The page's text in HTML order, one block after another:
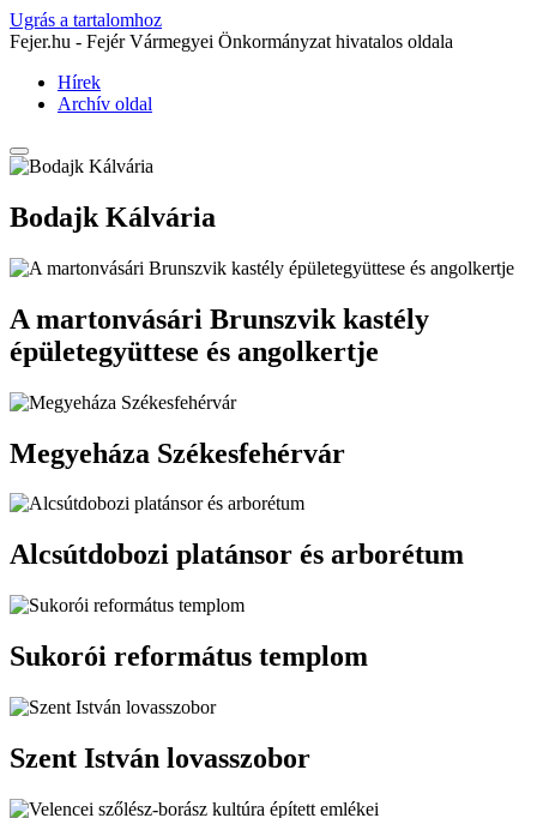
Ugrás a tartalomhoz
Fejer.hu - Fejér Vármegyei Önkormányzat hivatalos oldala
Hírek
Archív oldal
Bodajk Kálvária
A martonvásári Brunszvik kastély
épületegyüttese és angolkertje
Megyeháza Székesfehérvár
Alcsútdobozi platánsor és arborétum
Sukorói református templom
Szent István lovasszobor